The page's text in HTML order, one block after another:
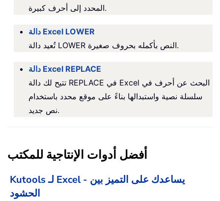
المحدد إلى أحرف كبيرة.
دالة Excel LOWER
تُعيد دالة LOWER النص بأكمله بحروف صغيرة.
دالة Excel REPLACE
تتيح لك دالة REPLACE في Excel البحث عن أحرف في
سلسلة نصية واستبدالها بناءً على موقع محدد باستخدام
نص جديد.
أفضل أدوات الإنتاجية للمكتب
Kutools لـ Excel - يساعدك على التميز بين
الحشود